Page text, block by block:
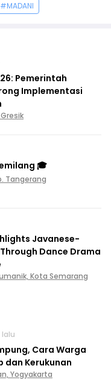
#MADANI
Pemerintah
Implementasi
🎓
Tangerang
Javanese-
Dance Drama
Kota Semarang
lalu
Cara Warga
dan Kerukunan
Yogyakarta